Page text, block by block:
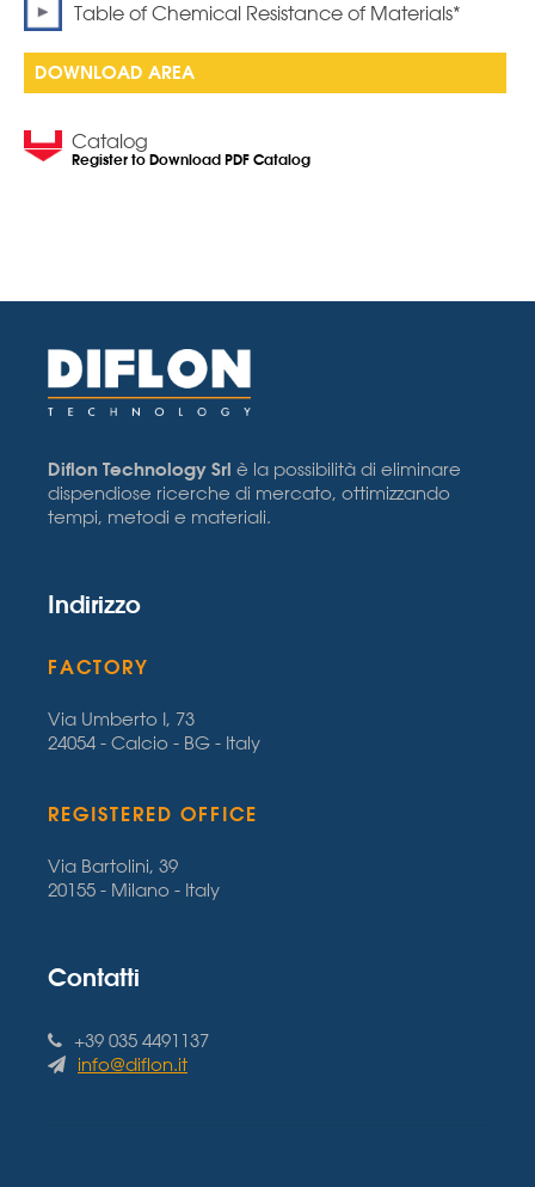
Table of Chemical Resistance of Materials*
DOWNLOAD AREA
Catalog
Register to Download PDF Catalog
Diflon Technology Srl è la possibilità di eliminare
dispendiose ricerche di mercato, ottimizzando
tempi, metodi e materiali.
Indirizzo
FACTORY
Via Umberto I, 73
24054 - Calcio - BG - Italy
REGISTERED OFFICE
Via Bartolini, 39
20155 - Milano - Italy
Contatti
+39 035 4491137
info@diflon.it